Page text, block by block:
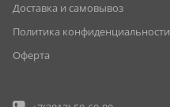
Доставка и самовывоз
Политика конфиденциальности
Оферта